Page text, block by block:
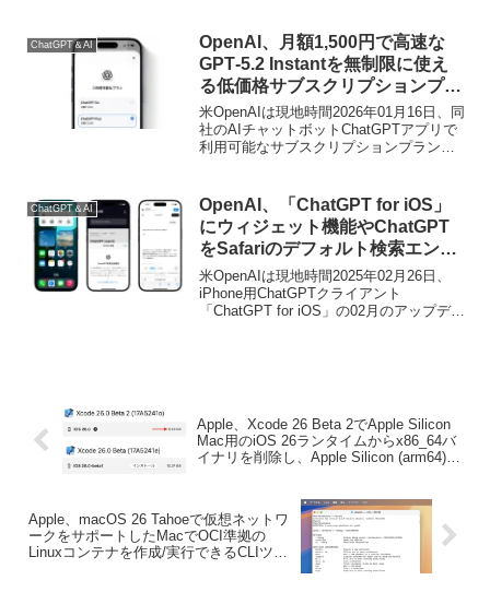
20b」と、単一のNVIDIA H100 GPUなど
80GB GPUで動作する「gpt-oss-120b」
をリリースしたと発表しています。
ChatGPT＆AI
OpenAI、月額1,500円で高速な
GPT‑5.2 Instantを無制限に使え
る低価格サブスクリプションプラ
ン「ChatGPT Go」を日本などに
もロールアウト開始。
米OpenAIは現地時間2026年01月16日、同
社のAIチャットボットChatGPTアプリで
利用可能なサブスクリプションプラン
す。
ChatGPT＆AI
OpenAI、「ChatGPT for iOS」
にウィジェット機能やChatGPT
をSafariのデフォルト検索エンジ
ンに設定する拡張機能を追加した
と発表。
米OpenAIは現地時間2025年02月26日、
iPhone用ChatGPTクライアント
「ChatGPT for iOS」の02月のアップデー
Apple、Xcode 26 Beta 2でApple Silicon
Mac用のiOS 26ランタイムからx86_64バ
イナリを削除し、Apple Silicon (arm64)専
Apple、macOS 26 Tahoeで仮想ネットワ
ークをサポートしたMacでOCI準拠の
Linuxコンテナを作成/実行できるCLIツー